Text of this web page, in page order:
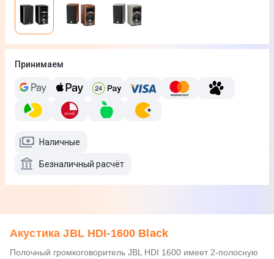
Принимаем
Наличные
Безналичный расчёт
Акустика JBL HDI-1600 Black
Полочный громкоговоритель JBL HDI 1600 имеет 2-полосную